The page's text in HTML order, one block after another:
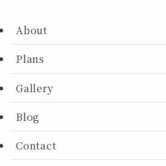
About
Plans
Gallery
Blog
Contact